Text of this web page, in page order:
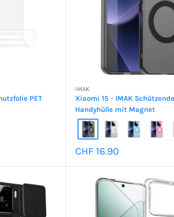
PET
IMAK
Xiaomi 15 - IMAK
Handyhülle mit Magnet
Sonderpreis
CHF 16.90